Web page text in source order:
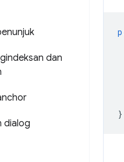
dan
dialog
p
}